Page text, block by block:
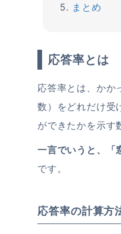
まとめ
応答率とは
応答率とは、かか
数）をどれだけ受
ができたかを示す
一言でいうと、「
です。
応答率の計算方